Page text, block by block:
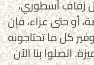
زفاف أسطوري،
أو حتى عزاء، فإن
كل ما تحتاجونه
اتصلوا بنا الآن